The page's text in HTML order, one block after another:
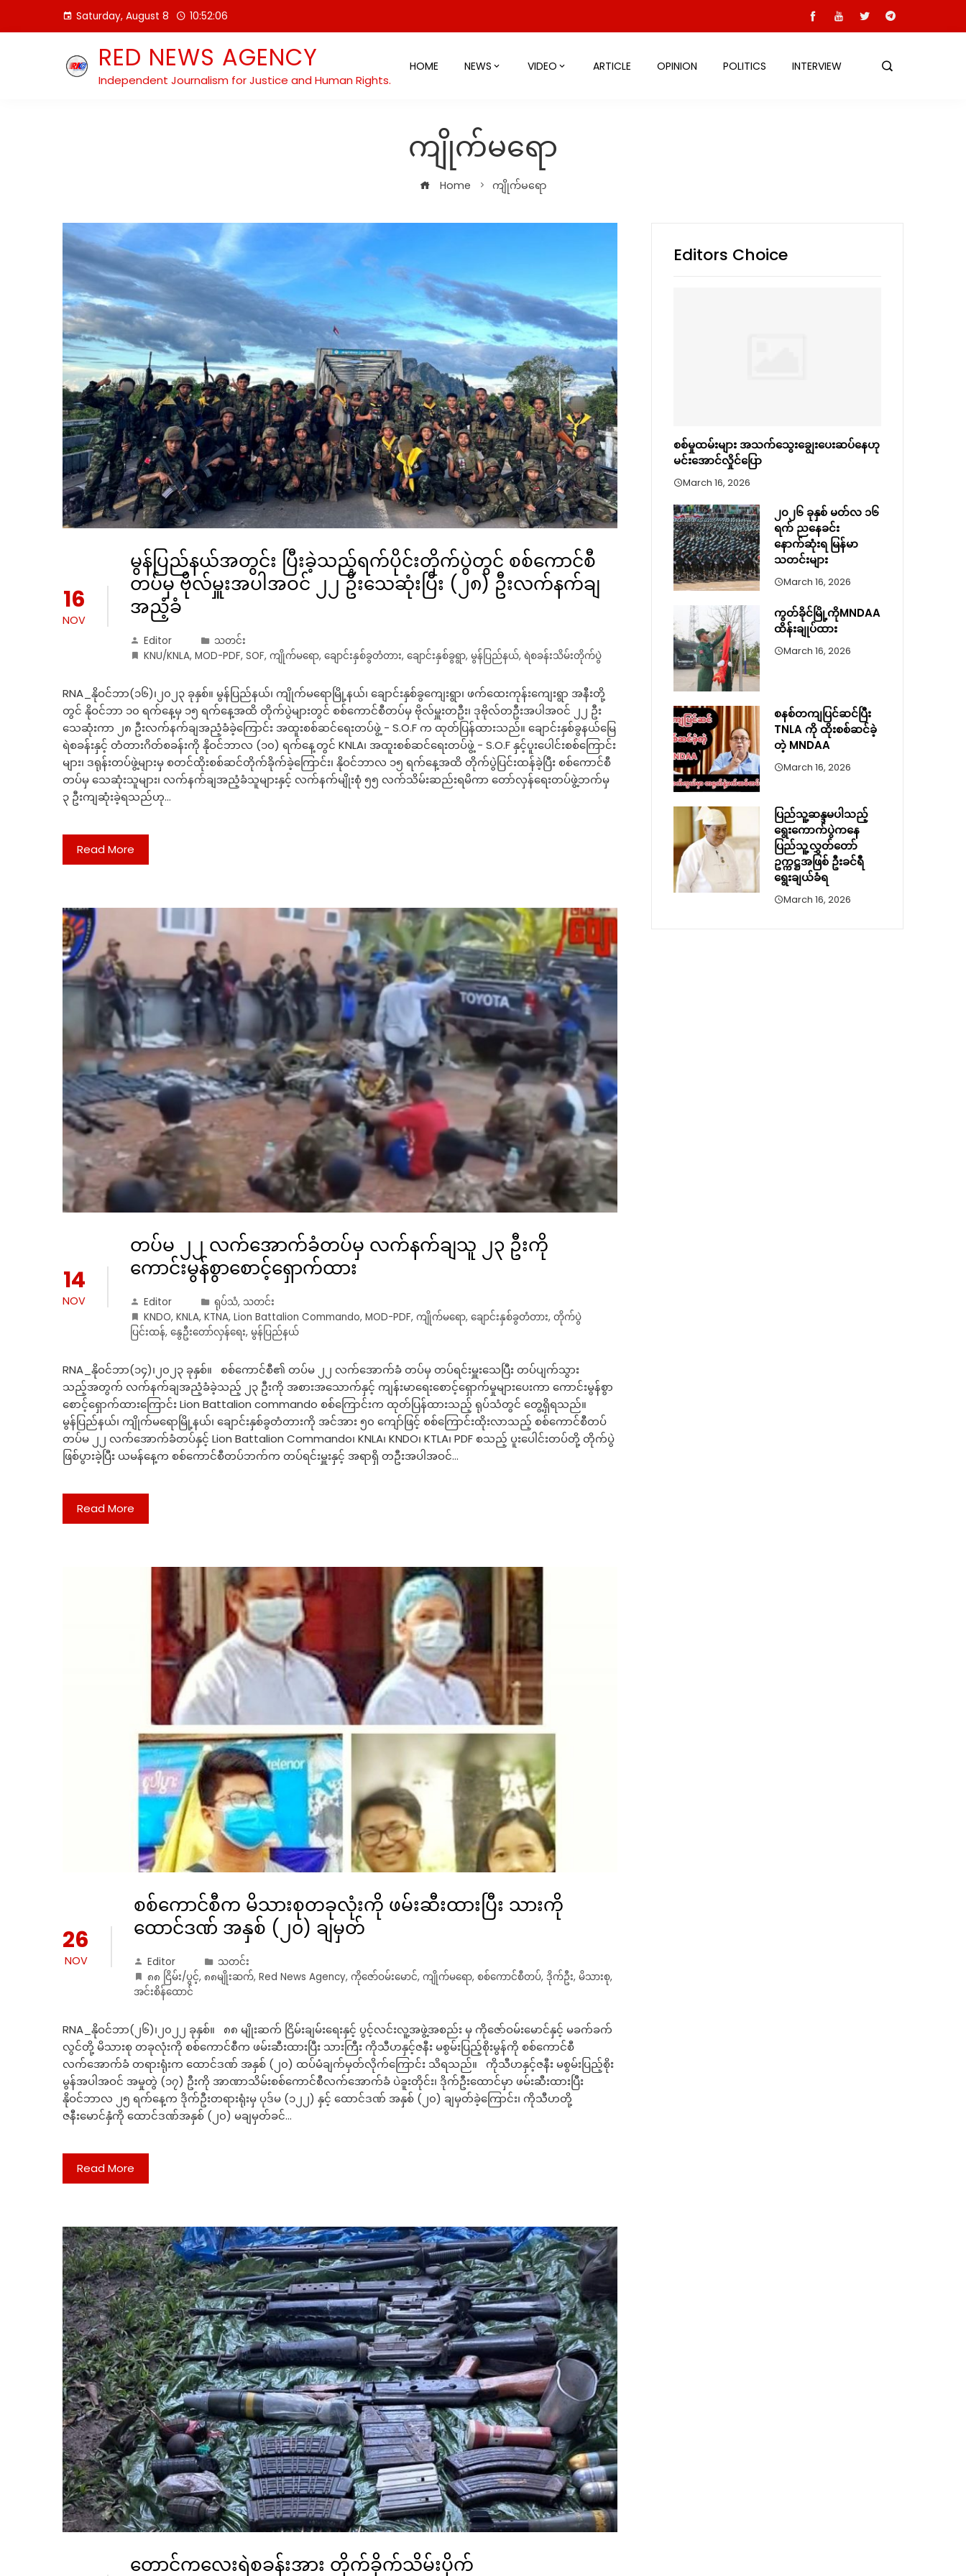
Saturday, August 8 10:52:08
RED NEWS AGENCY
Independent Journalism for Justice and Human Rights.
HOME NEWS VIDEO ARTICLE OPINION POLITICS INTERVIEW
ကျိုက်မရော
Home ကျိုက်မရော
16
NOV
မွန်ပြည်နယ်အတွင်း ပြီးခဲ့သည့်ရက်ပိုင်းတိုက်ပွဲတွင် စစ်ကောင်စီ
တပ်မှ ဗိုလ်မှူးအပါအဝင် ၂၂ ဦးသေဆုံးပြီး (၂၈) ဦးလက်နက်ချ
အညံ့ခံ
Editor
သတင်း
KNU/KNLA, MOD-PDF, SOF, ကျိုက်မရော, ချောင်းနှစ်ခွတံတား, ချောင်းနှစ်ခွရွာ, မွန်ပြည်နယ်, ရဲစခန်းသိမ်းတိုက်ပွဲ
RNA_နိုဝင်ဘာ(၁၆)၊၂၀၂၃ ခုနှစ်။ မွန်ပြည်နယ်၊ ကျိုက်မရောမြို့နယ်၊ ချောင်းနှစ်ခွကျေးရွာ၊ ဖက်ထေးကုန်းကျေးရွာ အနီးတို့
တွင် နိုဝင်ဘာ ၁၀ ရက်နေ့မှ ၁၅ ရက်နေ့အထိ တိုက်ပွဲများတွင် စစ်ကောင်စီတပ်မှ ဗိုလ်မှူးတဦး၊ ဒုဗိုလ်တဦးအပါအဝင် ၂၂ ဦး
သေဆုံးကာ ၂၈ ဦးလက်နက်ချအညံ့ခံခဲ့ကြောင်း အထူးစစ်ဆင်ရေးတပ်ဖွဲ့ - S.O.F က ထုတ်ပြန်ထားသည်။ ချောင်းနှစ်ခွနယ်မြေ
ရဲစခန်းနှင့် တံတားဂိတ်စခန်းကို နိုဝင်ဘာလ (၁၀) ရက်နေ့တွင် KNLA၊ အထူးစစ်ဆင်ရေးတပ်ဖွဲ့ - S.O.F နှင့်ပူးပေါင်းစစ်ကြောင်း
များ၊ ဒရုန်းတပ်ဖွဲ့များမှ စတင်ထိုးစစ်ဆင်တိုက်ခိုက်ခဲ့ကြောင်း၊ နိုဝင်ဘာလ ၁၅ ရက်နေ့အထိ တိုက်ပွဲပြင်းထန်ခဲ့ပြီး စစ်ကောင်စီ
တပ်မှ သေဆုံးသူများ၊ လက်နက်ချအညံ့ခံသူများနှင့် လက်နက်မျိုးစုံ ၅၅ လက်သိမ်းဆည်းရမိကာ တော်လှန်ရေးတပ်ဖွဲ့ဘက်မှ
၃ ဦးကျဆုံးခဲ့ရသည်ဟု…
Read More
14
NOV
တပ်မ ၂၂ လက်အောက်ခံတပ်မှ လက်နက်ချသူ ၂၃ ဦးကို
ကောင်းမွန်စွာစောင့်ရှောက်ထား
Editor ရုပ်သံ, သတင်း
KNDO, KNLA, KTNA, Lion Battalion Commando, MOD-PDF, ကျိုက်မရော, ချောင်းနှစ်ခွတံတား, တိုက်ပွဲ
ပြင်းထန်, နွေဦးတော်လှန်ရေး, မွန်ပြည်နယ်
RNA_နိုဝင်ဘာ(၁၄)၊၂၀၂၃ ခုနှစ်။ စစ်ကောင်စီ၏ တပ်မ ၂၂ လက်အောက်ခံ တပ်မှ တပ်ရင်းမှူးသေပြီး တပ်ပျက်သွား
သည့်အတွက် လက်နက်ချအညံ့ခံခဲ့သည့် ၂၃ ဦးကို အစားအသောက်နှင့် ကျန်းမာရေးစောင့်ရှောက်မှုများပေးကာ ကောင်းမွန်စွာ
စောင့်ရှောက်ထားကြောင်း Lion Battalion commando စစ်ကြောင်းက ထုတ်ပြန်ထားသည့် ရုပ်သံတွင် တွေ့ရှိရသည်။
မွန်ပြည်နယ်၊ ကျိုက်မရောမြို့နယ်၊ ချောင်းနှစ်ခွတံတားကို အင်အား ၅၀ ကျော်ဖြင့် စစ်ကြောင်းထိုးလာသည့် စစ်ကောင်စီတပ်
တပ်မ ၂၂ လက်အောက်ခံတပ်နှင့် Lion Battalion Commando၊ KNLA၊ KNDO၊ KTLA၊ PDF စသည့် ပူးပေါင်းတပ်တို့ တိုက်ပွဲ
ဖြစ်ပွားခဲ့ပြီး ယမန်နေ့က စစ်ကောင်စီတပ်ဘက်က တပ်ရင်းမှူးနှင့် အရာရှိ တဦးအပါအဝင်…
Read More
26
NOV
စစ်ကောင်စီက မိသားစုတခုလုံးကို ဖမ်းဆီးထားပြီး သားကို
ထောင်ဒဏ် အနှစ် (၂၀) ချမှတ်
Editor
သတင်း
၈၈ ငြိမ်း/ပွင့်, ၈၈မျိုးဆက်, Red News Agency, ကိုဇော်ဝမ်းမောင်, ကျိုက်မရော, စစ်ကောင်စီတပ်, ဒိုက်ဦး, မိသားစု,
အင်းစိန်ထောင်
RNA_နိုဝင်ဘာ(၂၆)၊၂၀၂၂ ခုနှစ်။ ၈၈ မျိုးဆက် ငြိမ်းချမ်းရေးနှင့် ပွင့်လင်းလူ့အဖွဲ့အစည်း မှ ကိုဇော်ဝမ်းမောင်နှင့် မခက်ခက်
လွင်တို့ မိသားစု တခုလုံးကို စစ်ကောင်စီက ဖမ်းဆီးထားပြီး သားကြီး ကိုသီဟနှင့်ဇနီး မစွမ်းပြည့်စိုးမွန်ကို စစ်ကောင်စီ
လက်အောက်ခံ တရားရုံးက ထောင်ဒဏ် အနှစ် (၂၀) ထပ်မံချက်မှတ်လိုက်ကြောင်း သိရသည်။ ကိုသီဟနှင့်ဇနီး မစွမ်းပြည့်စိုး
မွန်အပါအဝင် အမှုတွဲ (၁၇) ဦးကို အာဏာသိမ်းစစ်ကောင်စီလက်အောက်ခံ ပဲခူးတိုင်း၊ ဒိုက်ဦးထောင်မှာ ဖမ်းဆီးထားပြီး
နိုဝင်ဘာလ ၂၅ ရက်နေ့က ဒိုက်ဦးတရားရုံးမှ ပုဒ်မ (၁၂၂) နှင့် ထောင်ဒဏ် အနှစ် (၂၀) ချမှတ်ခဲ့ကြောင်း၊ ကိုသီဟတို့
ဇနီးမောင်နှံကို ထောင်ဒဏ်အနှစ် (၂၀) မချမှတ်ခင်…
Read More
တောင်ကလေးရဲစခန်းအား တိုက်ခိုက်သိမ်းပိုက်
Editors Choice
စစ်မှုထမ်းများ အသက်သွေးချွေးပေးဆပ်နေဟု
မင်းအောင်လှိုင်ပြော
March 16, 2026
၂၀၂၆ ခုနှစ် မတ်လ ၁၆
ရက် ညနေခင်း
နောက်ဆုံးရ မြန်မာ
သတင်းများ
March 16, 2026
ကွတ်ခိုင်မြို့ကိုMNDAA
ထိန်းချုပ်ထား
March 16, 2026
စနစ်တကျပြင်ဆင်ပြီး
TNLA ကို ထိုးစစ်ဆင်ခဲ့
တဲ့ MNDAA
March 16, 2026
ပြည်သူ့ဆန္ဒမပါသည့်
ရွေးကောက်ပွဲကနေ
ပြည်သူ့လွှတ်တော်
ဥက္ကဋ္ဌအဖြစ် ဦးခင်ရီ
ရွေးချယ်ခံရ
March 16, 2026